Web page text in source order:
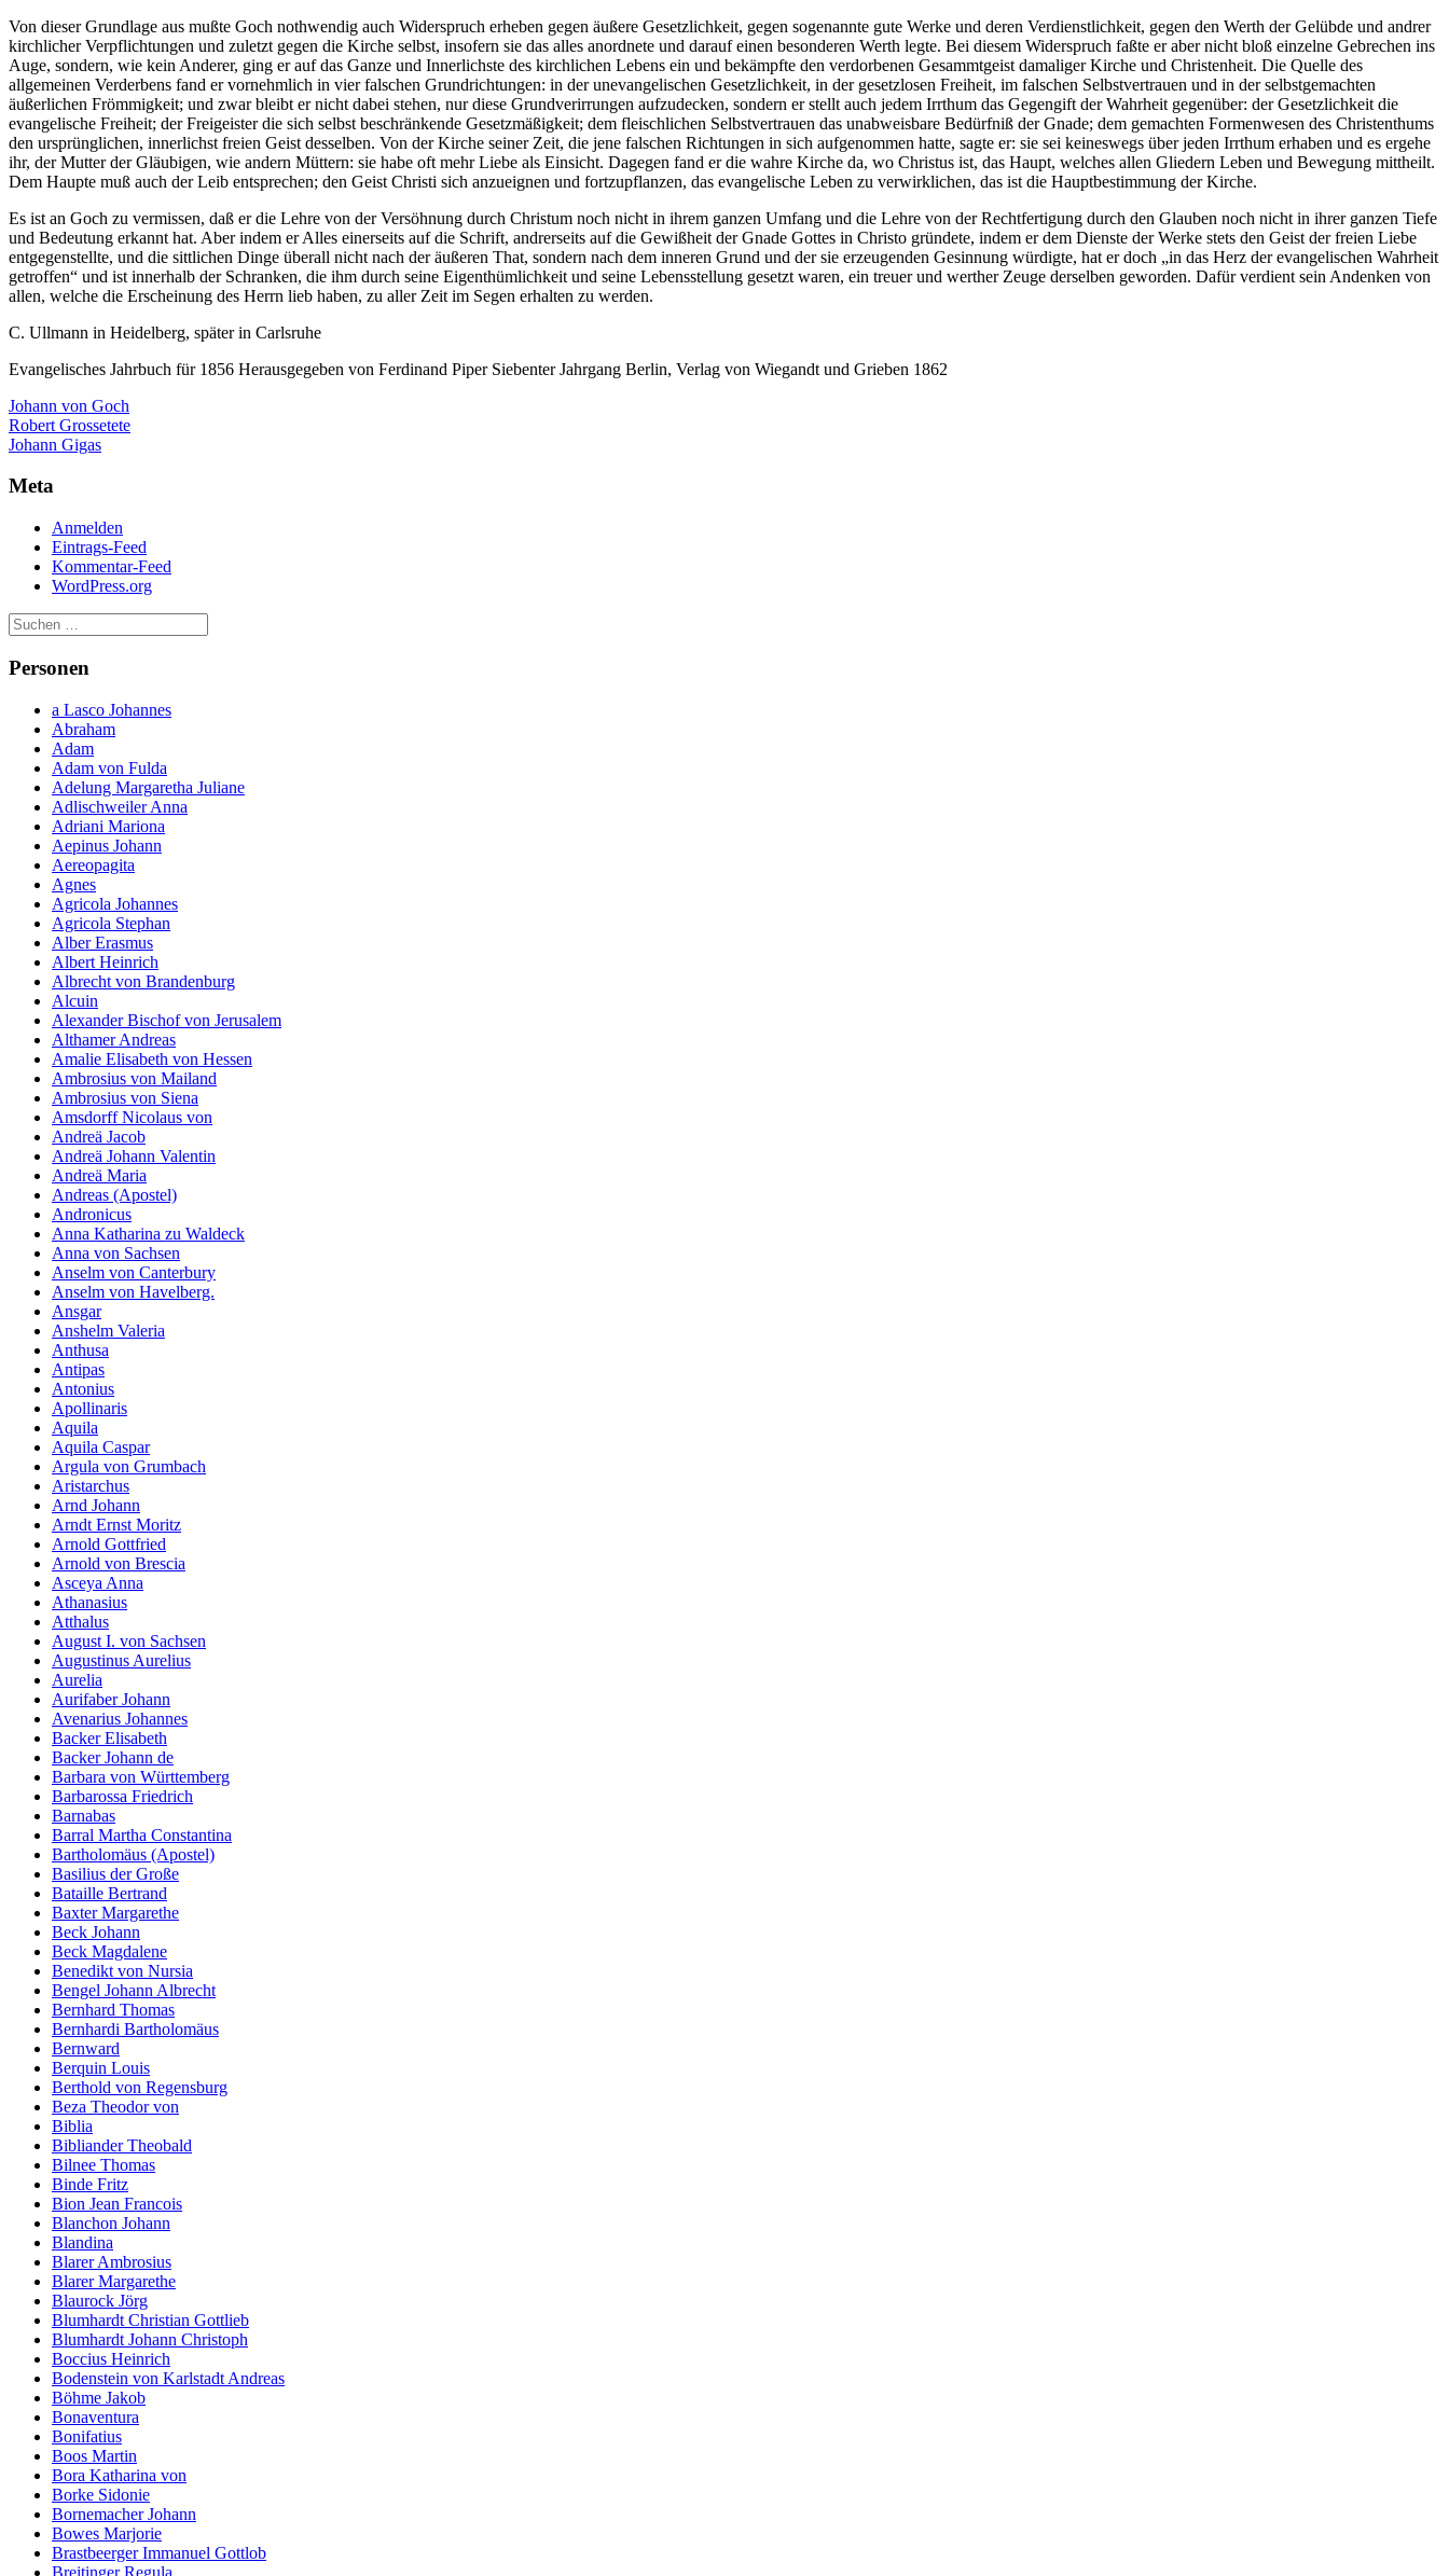
Von dieser Grundlage aus mußte Goch nothwendig auch Widerspruch erheben gegen äußere Gesetzlichkeit, gegen sogenannte gute Werke und deren Verdienstlichkeit, gegen den Werth der Gelübde und andrer
kirchlicher Verpflichtungen und zuletzt gegen die Kirche selbst, insofern sie das alles anordnete und darauf einen besonderen Werth legte. Bei diesem Widerspruch faßte er aber nicht bloß einzelne Gebrechen ins
Auge, sondern, wie kein Anderer, ging er auf das Ganze und Innerlichste des kirchlichen Lebens ein und bekämpfte den verdorbenen Gesammtgeist damaliger Kirche und Christenheit. Die Quelle des
allgemeinen Verderbens fand er vornehmlich in vier falschen Grundrichtungen: in der unevangelischen Gesetzlichkeit, in der gesetzlosen Freiheit, im falschen Selbstvertrauen und in der selbstgemachten
äußerlichen Frömmigkeit; und zwar bleibt er nicht dabei stehen, nur diese Grundverirrungen aufzudecken, sondern er stellt auch jedem Irrthum das Gegengift der Wahrheit gegenüber: der Gesetzlichkeit die
evangelische Freiheit; der Freigeister die sich selbst beschränkende Gesetzmäßigkeit; dem fleischlichen Selbstvertrauen das unabweisbare Bedürfniß der Gnade; dem gemachten Formenwesen des Christenthums
den ursprünglichen, innerlichst freien Geist desselben. Von der Kirche seiner Zeit, die jene falschen Richtungen in sich aufgenommen hatte, sagte er: sie sei keineswegs über jeden Irrthum erhaben und es ergehe
ihr, der Mutter der Gläubigen, wie andern Müttern: sie habe oft mehr Liebe als Einsicht. Dagegen fand er die wahre Kirche da, wo Christus ist, das Haupt, welches allen Gliedern Leben und Bewegung mittheilt.
Dem Haupte muß auch der Leib entsprechen; den Geist Christi sich anzueignen und fortzupflanzen, das evangelische Leben zu verwirklichen, das ist die Hauptbestimmung der Kirche.
Es ist an Goch zu vermissen, daß er die Lehre von der Versöhnung durch Christum noch nicht in ihrem ganzen Umfang und die Lehre von der Rechtfertigung durch den Glauben noch nicht in ihrer ganzen Tiefe
und Bedeutung erkannt hat. Aber indem er Alles einerseits auf die Schrift, andrerseits auf die Gewißheit der Gnade Gottes in Christo gründete, indem er dem Dienste der Werke stets den Geist der freien Liebe
entgegenstellte, und die sittlichen Dinge überall nicht nach der äußeren That, sondern nach dem inneren Grund und der sie erzeugenden Gesinnung würdigte, hat er doch „in das Herz der evangelischen Wahrheit
getroffen“ und ist innerhalb der Schranken, die ihm durch seine Eigenthümlichkeit und seine Lebensstellung gesetzt waren, ein treuer und werther Zeuge derselben geworden. Dafür verdient sein Andenken von
allen, welche die Erscheinung des Herrn lieb haben, zu aller Zeit im Segen erhalten zu werden.
C. Ullmann in Heidelberg, später in Carlsruhe
Evangelisches Jahrbuch für 1856 Herausgegeben von Ferdinand Piper Siebenter Jahrgang Berlin, Verlag von Wiegandt und Grieben 1862
Johann von Goch
Beitragsnavigation
Robert Grossetete
Johann Gigas
Meta
Anmelden
Eintrags-Feed
Kommentar-Feed
WordPress.org
Personen
a Lasco Johannes
Abraham
Adam
Adam von Fulda
Adelung Margaretha Juliane
Adlischweiler Anna
Adriani Mariona
Aepinus Johann
Aereopagita
Agnes
Agricola Johannes
Agricola Stephan
Alber Erasmus
Albert Heinrich
Albrecht von Brandenburg
Alcuin
Alexander Bischof von Jerusalem
Althamer Andreas
Amalie Elisabeth von Hessen
Ambrosius von Mailand
Ambrosius von Siena
Amsdorff Nicolaus von
Andreä Jacob
Andreä Johann Valentin
Andreä Maria
Andreas (Apostel)
Andronicus
Anna Katharina zu Waldeck
Anna von Sachsen
Anselm von Canterbury
Anselm von Havelberg.
Ansgar
Anshelm Valeria
Anthusa
Antipas
Antonius
Apollinaris
Aquila
Aquila Caspar
Argula von Grumbach
Aristarchus
Arnd Johann
Arndt Ernst Moritz
Arnold Gottfried
Arnold von Brescia
Asceya Anna
Athanasius
Atthalus
August I. von Sachsen
Augustinus Aurelius
Aurelia
Aurifaber Johann
Avenarius Johannes
Backer Elisabeth
Backer Johann de
Barbara von Württemberg
Barbarossa Friedrich
Barnabas
Barral Martha Constantina
Bartholomäus (Apostel)
Basilius der Große
Bataille Bertrand
Baxter Margarethe
Beck Johann
Beck Magdalene
Benedikt von Nursia
Bengel Johann Albrecht
Bernhard Thomas
Bernhardi Bartholomäus
Bernward
Berquin Louis
Berthold von Regensburg
Beza Theodor von
Biblia
Bibliander Theobald
Bilnee Thomas
Binde Fritz
Bion Jean Francois
Blanchon Johann
Blandina
Blarer Ambrosius
Blarer Margarethe
Blaurock Jörg
Blumhardt Christian Gottlieb
Blumhardt Johann Christoph
Boccius Heinrich
Bodenstein von Karlstadt Andreas
Böhme Jakob
Bonaventura
Bonifatius
Boos Martin
Bora Katharina von
Borke Sidonie
Bornemacher Johann
Bowes Marjorie
Brastbeerger Immanuel Gottlob
Breitinger Regula